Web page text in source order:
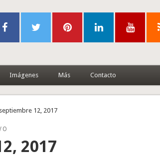
Imágenes Más Contacto
12, 2017
2017